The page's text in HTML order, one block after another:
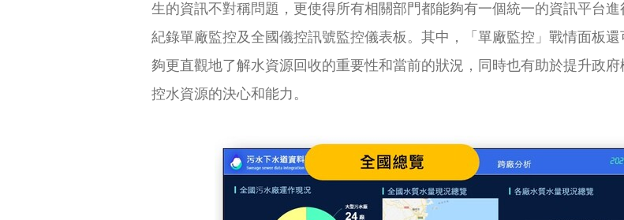
生的資訊不對稱問題，更使得所有相關部門都能夠有一個統一的資訊平台
紀錄單廠監控及全國儀控訊號監控儀表板。其中，「單廠監控」戰情面板
夠更直觀地了解水資源回收的重要性和當前的狀況，同時也有助於提升政
控水資源的決心和能力。